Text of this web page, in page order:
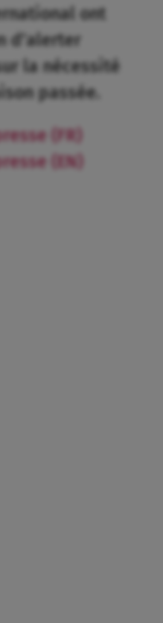
ont
d’alerter
la nécessité
passée.
(FR)
(EN)